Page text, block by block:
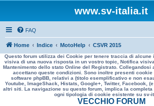
www.sv-italia.it
FAQ
Home Indice MotoHelp CSVR 2015
Questo forum utilizza dei Cookie per tenere traccia di alcune
visiva di una nuova risposta in un vostro topic, Notifica
Mantenimento dello stato Online del Registrato. Collegandosi
accettano queste condizioni. Sono inoltre presenti
software phpBB, relativi a (titolo esemplificativo e non
Youtube, ImageShack, Histats, Google+, Twitter, Facebook,
altri siti. La navigazione su questo forum, implica la completa
ogni tipologia di cookie esistente su sv-
VECCHIO FORUM